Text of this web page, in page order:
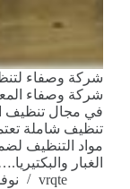
شركة وصفاء
شركة وصفاء
في مجال تنظيف
تنظيف شاملة
مواد التنظيف
الغبار
vrqte